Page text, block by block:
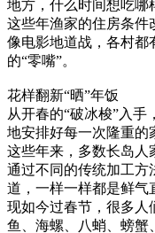
地方，什么时间想吃哪
这些年渔家的住房条件
像电影地道战，各村都
的“零嘴”。
花样翻新“晒”年饭
从开春的“破冰梭”入
地安排好每一次隆重的
这些年来，多数长岛人
通过不同的传统加工方
道，一样一样都是鲜气
现如今过春节，很多人
鱼、海螺、八蛸、螃蟹